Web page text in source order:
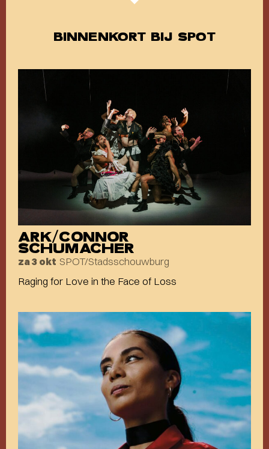
BINNENKORT BIJ SPOT
ARK/CONNOR
SCHUMACHER
za 3 okt SPOT/Stadsschouwburg
Raging for Love in the Face of Loss